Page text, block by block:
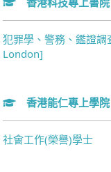
犯罪學、警務、鑑證
London]
香港能仁專上學院
社會工作(榮譽)學士